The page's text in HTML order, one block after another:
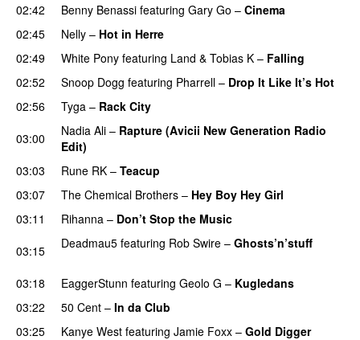
02:42
Benny Benassi featuring Gary Go – Cinema
02:45
Nelly – Hot in Herre
02:49
White Pony featuring Land & Tobias K – Falling
02:52 Snoop Dogg featuring Pharrell – Drop It Like It’s Hot
02:56
Tyga – Rack City
03:00
Nadia Ali – Rapture (Avicii New Generation Radio
Edit)
03:03
Rune RK – Teacup
03:07
The Chemical Brothers – Hey Boy Hey Girl
03:11
Rihanna – Don’t Stop the Music
03:15
Deadmau5 featuring Rob Swire – Ghosts’n’stuff
03:18 EaggerStunn featuring Geolo G – Kugledans
03:22
50 Cent – In da Club
03:25
Kanye West featuring Jamie Foxx – Gold Digger